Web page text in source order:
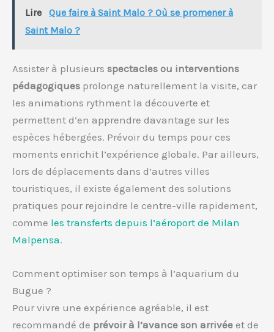
Lire
Que faire à Saint Malo ? Où se promener à
Saint Malo ?
Assister à plusieurs spectacles ou interventions
pédagogiques prolonge naturellement la visite, car
les animations rythment la découverte et
permettent d’en apprendre davantage sur les
espèces hébergées. Prévoir du temps pour ces
moments enrichit l’expérience globale. Par ailleurs,
lors de déplacements dans d’autres villes
touristiques, il existe également des solutions
pratiques pour rejoindre le centre-ville rapidement,
comme les transferts depuis l’aéroport de Milan
Malpensa.
Comment optimiser son temps à l’aquarium du
Bugue ?
Pour vivre une expérience agréable, il est
recommandé de prévoir à l’avance son arrivée et de